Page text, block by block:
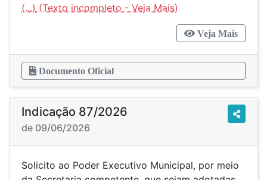
(...)
Veja Mais
Documento Oficial
Indicação 87/2026
de 09/06/2026
Solicito ao Poder Executivo Municipal, por meio